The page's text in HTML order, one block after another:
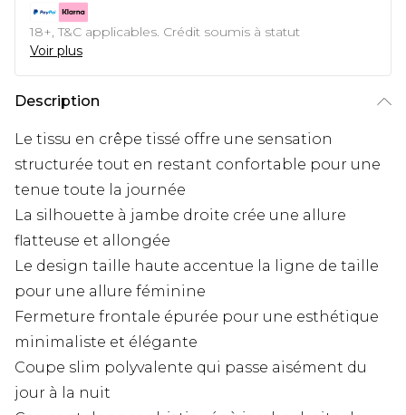
18+, T&C applicables. Crédit soumis à statut
Voir plus
Description
Le tissu en crêpe tissé offre une sensation
structurée tout en restant confortable pour une
tenue toute la journée
La silhouette à jambe droite crée une allure
flatteuse et allongée
Le design taille haute accentue la ligne de taille
pour une allure féminine
Fermeture frontale épurée pour une esthétique
minimaliste et élégante
Coupe slim polyvalente qui passe aisément du
jour à la nuit